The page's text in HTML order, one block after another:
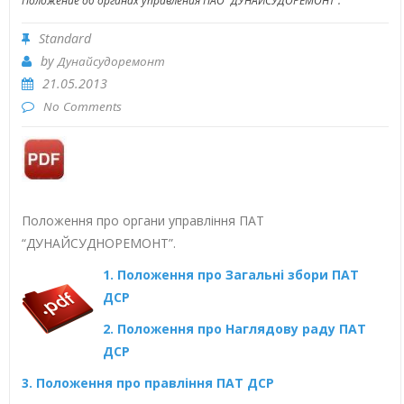
Standard
byДунайсудоремонт
21.05.2013
No Comments
Положення про органи управління ПАТ
“ДУНАЙСУДНОРЕМОНТ”.
1. Положення про Загальні збори ПАТ
ДСР
2. Положення про Наглядову раду ПАТ
ДСР
3. Положення про правління ПАТ ДСР